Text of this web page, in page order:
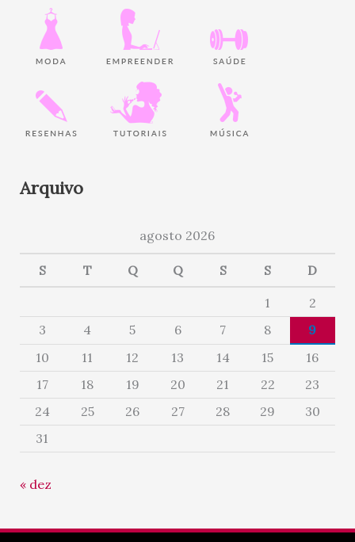
Arquivo
agosto 2026
S T Q Q S S D
1
2
3
4 5 6 7 8
9
10
11 12 13 14 15
16
17
18 19 20 21 22
23
24
25 26 27 28 29
30
31
« dez